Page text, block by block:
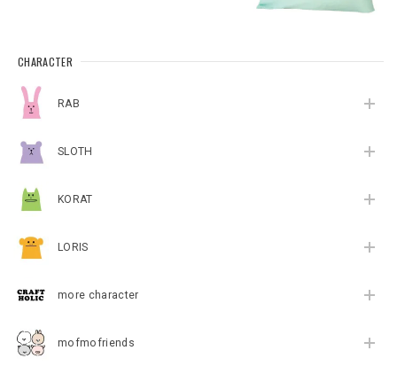
CHARACTER
RAB
SLOTH
KORAT
LORIS
more character
mofmofriends